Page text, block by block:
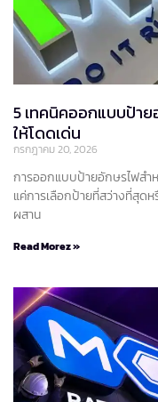
5 เทคนิคออกแบบป้าย
ให้โดดเด่น
กรกฎาคม 20, 2026
การออกแบบป้ายอักษรไฟสำห
แค่การเลือกป้ายที่สว่างที่สุ
ผสาน
Read Morez »